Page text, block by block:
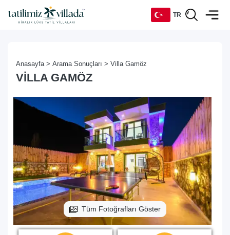
TR
Anasayfa > Arama Sonuçları > Villa Gamöz
VILLA GAMÖZ
Tüm Fotoğrafları Göster